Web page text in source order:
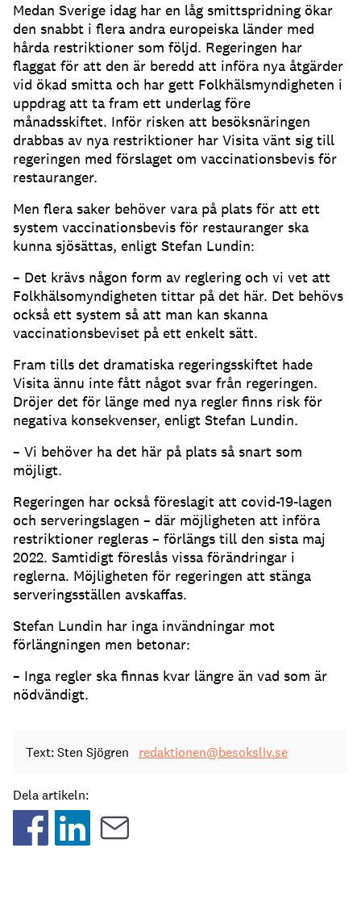
Medan Sverige idag har en låg smittspridning ökar
den snabbt i flera andra europeiska länder med
hårda restriktioner som följd. Regeringen har
flaggat för att den är beredd att införa nya åtgärder
vid ökad smitta och har gett Folkhälsmyndigheten i
uppdrag att ta fram ett underlag före
månadsskiftet. Inför risken att besöksnäringen
drabbas av nya restriktioner har Visita vänt sig till
regeringen med förslaget om vaccinationsbevis för
restauranger.
Men flera saker behöver vara på plats för att ett
system vaccinationsbevis för restauranger ska
kunna sjösättas, enligt Stefan Lundin:
– Det krävs någon form av reglering och vi vet att
Folkhälsomyndigheten tittar på det här. Det behövs
också ett system så att man kan skanna
vaccinationsbeviset på ett enkelt sätt.
Fram tills det dramatiska regeringsskiftet hade
Visita ännu inte fått något svar från regeringen.
Dröjer det för länge med nya regler finns risk för
negativa konsekvenser, enligt Stefan Lundin.
– Vi behöver ha det här på plats så snart som
möjligt.
Regeringen har också föreslagit att covid-19-lagen
och serveringslagen – där möjligheten att införa
restriktioner regleras – förlängs till den sista maj
2022. Samtidigt föreslås vissa förändringar i
reglerna. Möjligheten för regeringen att stänga
serveringsställen avskaffas.
Stefan Lundin har inga invändningar mot
förlängningen men betonar:
– Inga regler ska finnas kvar längre än vad som är
nödvändigt.
Text: Sten Sjögren redaktionen@besoksliv.se
Dela artikeln: